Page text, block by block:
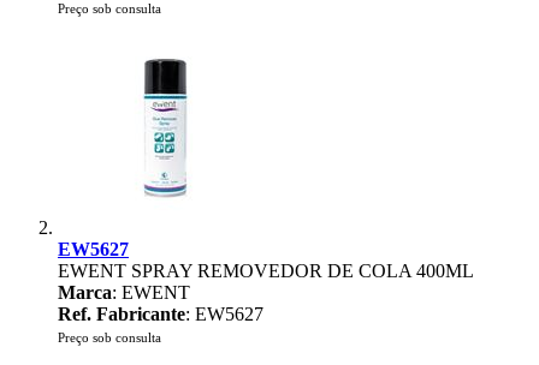
Preço sob consulta
EW5627
EWENT SPRAY REMOVEDOR DE COLA 400ML
Marca: EWENT
Ref. Fabricante: EW5627
Preço sob consulta